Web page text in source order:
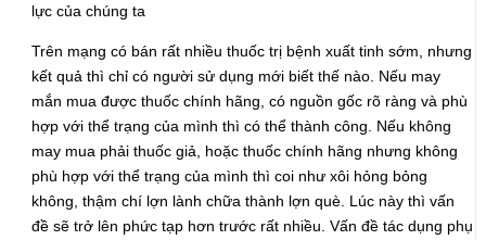
lực của chúng ta
Trên mạng có bán rất nhiều thuốc trị bệnh xuất tinh sớm, nhưng
kết quả thì chỉ có người sử dụng mới biết thế nào. Nếu may
mắn mua được thuốc chính hãng, có nguồn gốc rõ ràng và phù
hợp với thể trạng của mình thì có thể thành công. Nếu không
may mua phải thuốc giả, hoặc thuốc chính hãng nhưng không
phù hợp với thể trạng của mình thì coi như xôi hỏng bỏng
không, thậm chí lợn lành chữa thành lợn què. Lúc này thì vấn
đề sẽ trở lên phức tạp hơn trước rất nhiều. Vấn đề tác dụng phụ